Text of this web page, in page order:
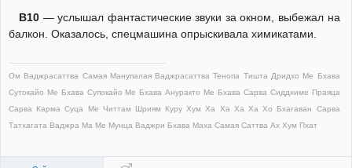
В10— услышал фантастические звуки за окном, выбежал на
балкон. Оказалось, спецмашина опрыскивала химикатами.
Ом Ваджрасаттва Самая Манупалая Ваджрасаттва Тенопа Тишта Дридхо Ме Бхава
Сутокайо Ме Бхава Супокайо Ме Бхава Ануракто Ме Бхава Сарва Сиддхиме Праяца
Сарва Карма Суца Ме Читтам Шриям Куру Хум Ха Ха Ха Ха Хо Бхагаван Сарва
Татхагата Ваджра Ма Ме Мунца Ваджри Бхава Маха Самая Саттва Ах Хум Пхат